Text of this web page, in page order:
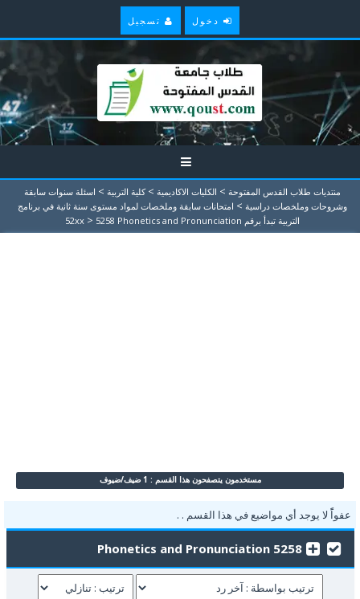
دخول تسجيل
منتديات طلاب القدس المفتوحة > الكليات الاكاديمية > كلية التربية > اسئلة سنوات سابقة
وشروحات وملخصات دراسية > امتحانات سابقة وملخصات لمواد مستوى سنة ثانية في برنامج
التربية تبدأ برقم 52xx
> 5258 Phonetics and Pronunciation
مستخدمون يتصفحون هذا القسم : 1 ضيف/ضيوف
عفواًً لا يوجد أي مواضيع في هذا القسم . .
5258 Phonetics and Pronunciation